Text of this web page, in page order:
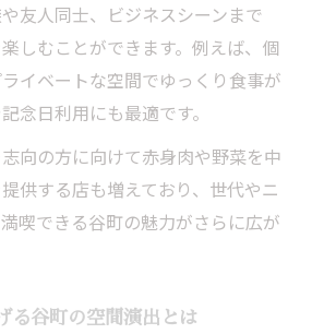
て選ぶ谷町の焼肉体験
しゃぶをシーンで選ぶ谷町体験
会におすすめの焼肉体験特集
い楽しみ方を谷町で見つけるコ
充実させる谷町の選び方ガイド
最適な谷町の焼肉空間
友人同士、ビジネスシーンまで
しむことができます。例えば、個
イベートな空間でゆっくり食事が
念日利用にも最適です。
向の方に向けて赤身肉や野菜を中
供する店も増えており、世代やニ
喫できる谷町の魅力がさらに広が
る谷町の空間演出とは